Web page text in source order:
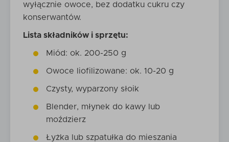
wyłącznie owoce, bez dodatku cukru czy
konserwantów.
Lista składników i sprzętu:
Miód: ok. 200-250 g
Owoce liofilizowane: ok. 10-20 g
Czysty, wyparzony słoik
Blender, młynek do kawy lub
moździerz
Łyżka lub szpatułka do mieszania